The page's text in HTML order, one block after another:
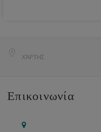
ΧΆΡΤΗΣ
Επικοινωνία